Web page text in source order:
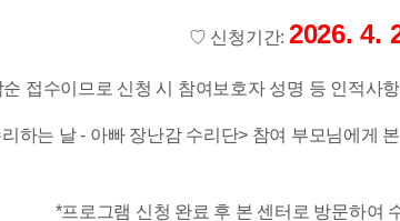
♡ 신청기간: 2026. 4.
접수이므로 신청 시 참여보호자 성명 등 인적사
하는 날 - 아빠 장난감 수리단> 참여 부모님에게
*프로그램 신청 완료 후 본 센터로 방문하여